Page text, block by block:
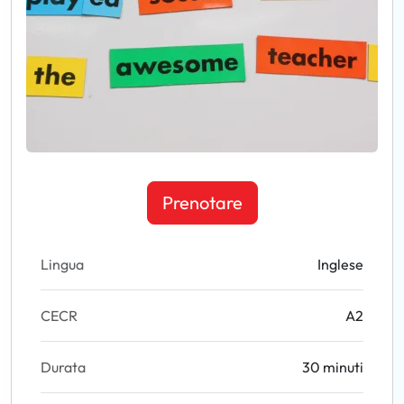
Prenotare
Lingua Inglese
CECR A2
Durata 30 minuti